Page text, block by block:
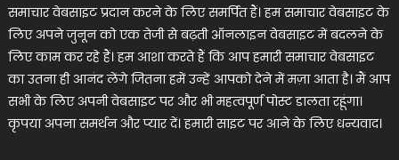
समाचार वेबसाइट प्रदान करने के लिए समर्पित हैं। हम समाचार वेबसाइट के
लिए अपने जुनून को एक तेजी से बढ़ती ऑनलाइन वेबसाइट में बदलने के
लिए काम कर रहे हैं। हम आशा करते हैं कि आप हमारी समाचार वेबसाइट
का उतना ही आनंद लेंगे जितना हमें उन्हें आपको देने में मज़ा आता है। मैं आप
सभी के लिए अपनी वेबसाइट पर और भी महत्वपूर्ण पोस्ट डालता रहूंगा।
कृपया अपना समर्थन और प्यार दें। हमारी साइट पर आने के लिए धन्यवाद।